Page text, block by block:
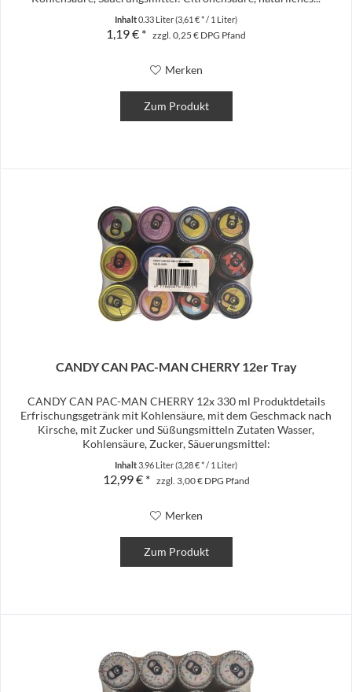
Inhalt0.33 Liter(3,61 € * / 1 Liter)
1,19 € * zzgl. 0,25 € DPG Pfand
Merken
Zum Produkt
CANDY CAN PAC-MAN CHERRY 12er Tray
CANDY CAN PAC-MAN CHERRY 12x 330 ml Produktdetails
Erfrischungsgetränk mit Kohlensäure, mit dem Geschmack nach
Kirsche, mit Zucker und Süßungsmitteln Zutaten Wasser,
Kohlensäure, Zucker, Säuerungsmittel:
Inhalt 3.96 Liter(3,28 € * / 1 Liter)
12,99 € * zzgl. 3,00 € DPG Pfand
Merken
Zum Produkt